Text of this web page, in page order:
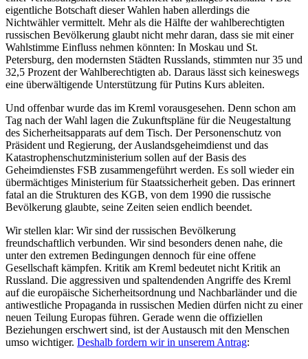
eigentliche Botschaft dieser Wahlen haben allerdings die
Nichtwähler vermittelt. Mehr als die Hälfte der wahlberechtigten
russischen Bevölkerung glaubt nicht mehr daran, dass sie mit einer
Wahlstimme Einfluss nehmen könnten: In Moskau und St.
Petersburg, den modernsten Städten Russlands, stimmten nur 35 und
32,5 Prozent der Wahlberechtigten ab. Daraus lässt sich keineswegs
eine überwältigende Unterstützung für Putins Kurs ableiten.
Und offenbar wurde das im Kreml vorausgesehen. Denn schon am
Tag nach der Wahl lagen die Zukunftspläne für die Neugestaltung
des Sicherheitsapparats auf dem Tisch. Der Personenschutz von
Präsident und Regierung, der Auslandsgeheimdienst und das
Katastrophenschutzministerium sollen auf der Basis des
Geheimdienstes FSB zusammengeführt werden. Es soll wieder ein
übermächtiges Ministerium für Staatssicherheit geben. Das erinnert
fatal an die Strukturen des KGB, von dem 1990 die russische
Bevölkerung glaubte, seine Zeiten seien endlich beendet.
Wir stellen klar: Wir sind der russischen Bevölkerung
freundschaftlich verbunden. Wir sind besonders denen nahe, die
unter den extremen Bedingungen dennoch für eine offene
Gesellschaft kämpfen. Kritik am Kreml bedeutet nicht Kritik an
Russland. Die aggressiven und spaltendenden Angriffe des Kreml
auf die europäische Sicherheitsordnung und Nachbarländer und die
antiwestliche Propaganda in russischen Medien dürfen nicht zu einer
neuen Teilung Europas führen. Gerade wenn die offiziellen
Beziehungen erschwert sind, ist der Austausch mit den Menschen
umso wichtiger. Deshalb fordern wir in unserem Antrag: